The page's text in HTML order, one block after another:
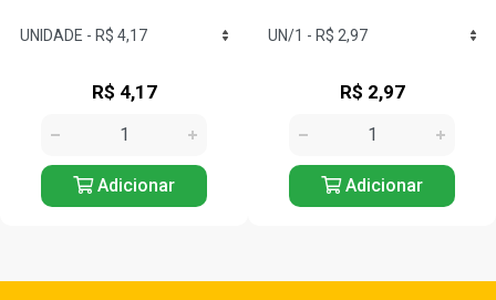
R$ 4,17
Adicionar
R$ 2,97
Adicionar